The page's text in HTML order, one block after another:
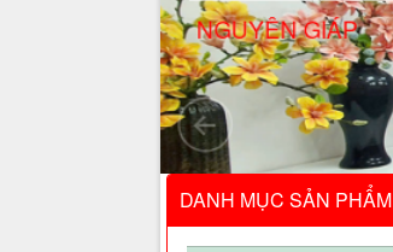
DANH MỤC SẢN PHẨM